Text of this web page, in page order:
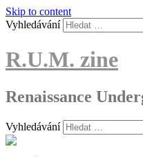
Skip to content
Vyhledávání
R.U.M. zine
Renaissance
Vyhledávání